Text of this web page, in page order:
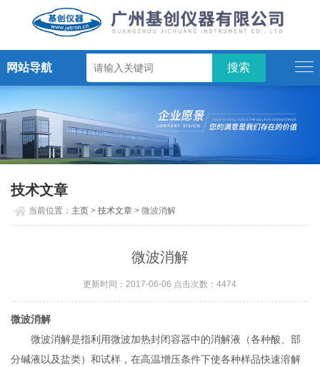
网站导航
技术文章
当前位置： 主页 >技术文章 > 微波消解
微波消解
更新时间：2017-06-06 点击次数：4474
微波消解
微波消解是指利用微波加热封闭容器中的消解液（各种酸、部
分碱液以及盐类）和试样，在高温增压条件下使各种样品快速溶解